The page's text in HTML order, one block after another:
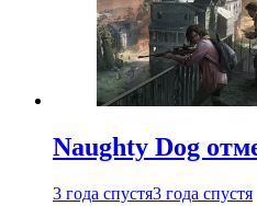
Naughty Dog
3 года спустя3 года спустя